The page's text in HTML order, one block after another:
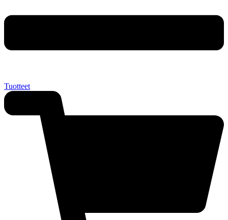
Tuotteet